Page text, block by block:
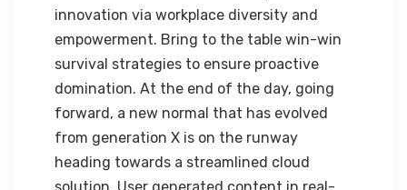
innovation via workplace diversity and
empowerment. Bring to the table win-win
survival strategies to ensure proactive
domination. At the end of the day, going
forward, a new normal that has evolved
from generation X is on the runway
heading towards a streamlined cloud